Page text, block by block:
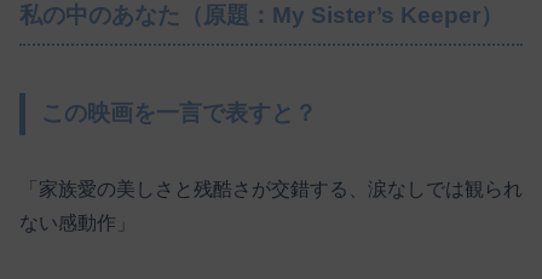
私の中のあなた（原題：My Sister’s Keeper）
この映画を一言で表すと？
「家族愛の美しさと残酷さが交錯する、涙なしでは観られ
ない感動作」